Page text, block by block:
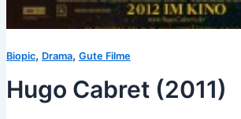
Biopic, Drama, Gute Filme
Hugo Cabret (2011)